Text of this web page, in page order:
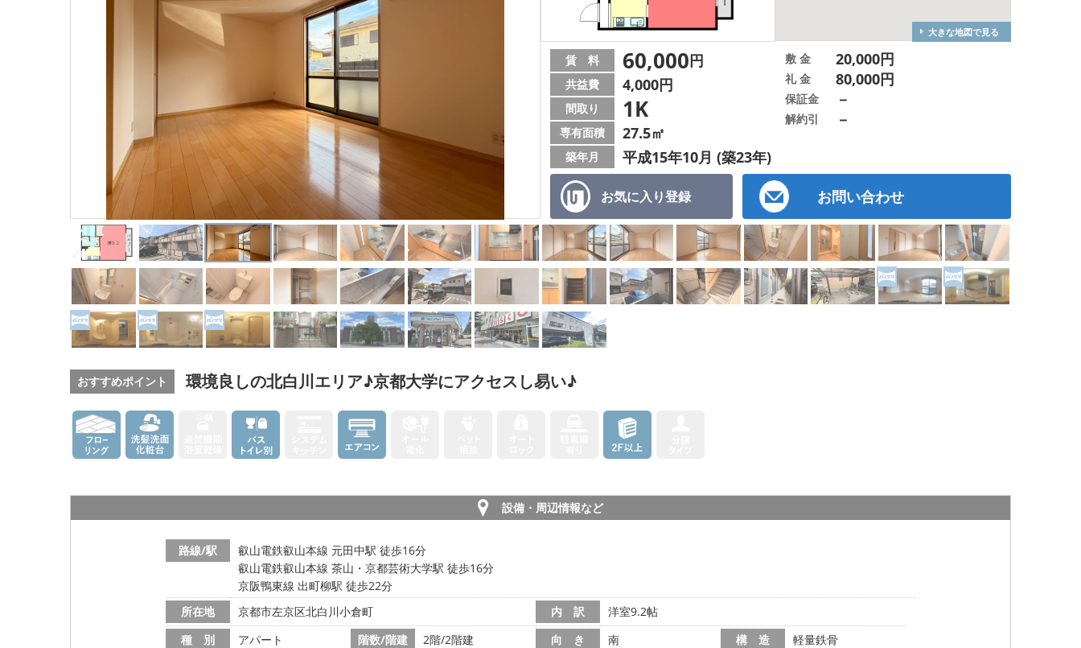
大きな地図で見る
お気に入り登録 お問い合わせ
賃 料 60,000円
共益費 4,000円
間取り 1K
専有面積 27.5㎡
築年月 平成15年10月 (築23年)
敷 金 20,000円
礼 金 80,000円
保証金 －
解約引 －
おすすめポイント 環境良しの北白川エリア♪京都大学にアクセスし易い♪
設備・周辺情報など
路線/駅
叡山電鉄叡山本線 元田中駅 徒歩16分
叡山電鉄叡山本線 茶山・京都芸術大学駅 徒歩16分
京阪鴨東線 出町柳駅 徒歩22分
所在地
京都市左京区北白川小倉町 内 訳
洋室9.2帖
種 別
アパート 階数/階建 2階/2階建 向 き 南 構 造
軽量鉄骨